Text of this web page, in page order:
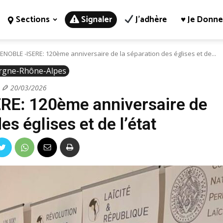
Sections Signaler J’adhère ♥ Je Donne
-ISERE: 120ème anniversaire de la séparation des églises et de...
Rhône-Alpes
20/03/2026
120ème anniversaire de
églises et de l’état